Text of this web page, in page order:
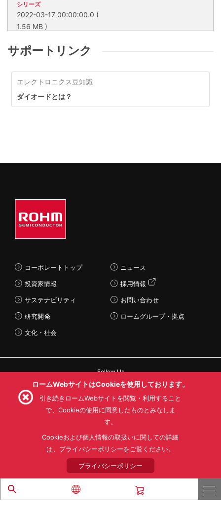
シリーズ
2022-03-17 00:00:00.0 (
1.56 MB )
幅広い用途に対応
い用途に対応
サポートリンク
エレクトロニクス豆知識
ダイオードとは？
コーポレートトップ
投資家情報
サステナビリティ
研究開発
文化・社会
ニュース
採用情報
お問い合わせ
ロームグループ・拠点
Follow Us
利用目的
プライバシーポリシー
サイトマップ
ローム製品の販売に関する標準契約条件書(PDF)
© 1997 - 2026 ROHM CO., LTD. ALL RIGHTS RESERVED.
ロームWebサイトはCookieを使用しております。
引き続きロームWebサイトを閲覧・利用すること
で、Cookieの使用に同意したものとみなしま
す。
Cookieおよび個人情報の取扱いに関しての詳細
は、プライバシーポリシーをご覧ください。
プライバシーポリシー